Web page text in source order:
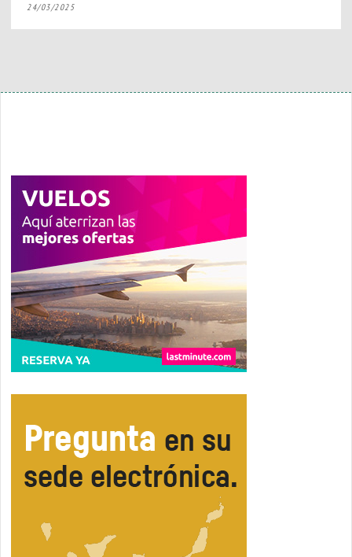
24/03/2025